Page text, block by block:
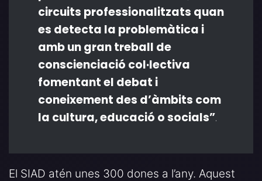
circuits professionalitzats quan
es detecta la problemàtica i
amb un gran treball de
conscienciació col·lectiva
fomentant el debat i
coneixement des d’àmbits com
la cultura, educació o socials”.
El SIAD atén unes 300 dones a l’any. Aquest